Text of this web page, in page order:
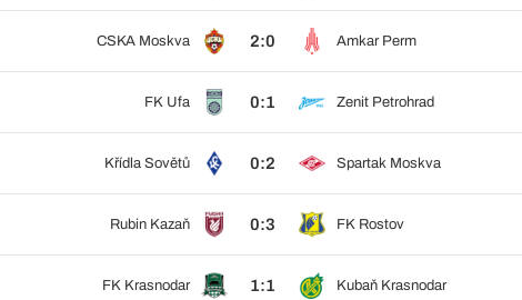
CSKA Moskva 2:0 Amkar Perm
FK Ufa 0:1 Zenit Petrohrad
Křídla Sovětů 0:2 Spartak Moskva
Rubin Kazaň 0:3 FK Rostov
FK Krasnodar 1:1 Kubaň Krasnodar